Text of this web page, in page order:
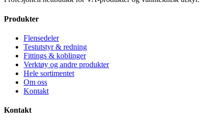
Produkter
Flensedeler
Testutstyr & redning
Fittings & koblinger
Verktøy og andre produkter
Hele sortimentet
Om oss
Kontakt
Kontakt